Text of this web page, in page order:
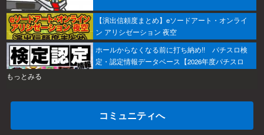
【演出信頼度まとめ】eソードアート・オンライ
ン アリシゼーション 夜空
ホールからなくなる前に打ち納め!! パチスロ検
定・認定情報データベース【2026年度パチスロ
もっとみる
コミュニティへ